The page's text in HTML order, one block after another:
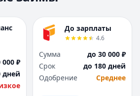
Н
Набережные Челны
Новокузнецк
Новосибирск
О
Н
Набережные
Новокузнецк
Новосибирск
О
000 ₽
дней
До зарплаты
4.6
Сумма
до 30 000 ₽
Срок
до 180 дней
Одобрение
Среднее